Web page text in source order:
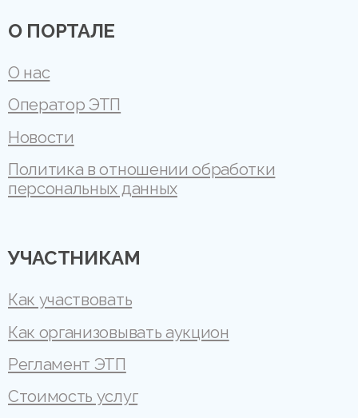
О ПОРТАЛЕ
О нас
Оператор ЭТП
Новости
Политика в отношении обработки
персональных данных
УЧАСТНИКАМ
Как участвовать
Как организовывать аукцион
Регламент ЭТП
Стоимость услуг